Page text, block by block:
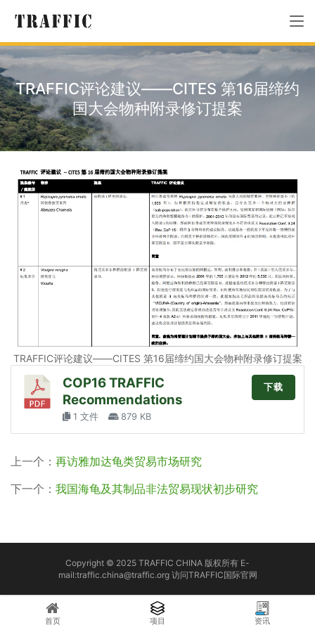
TRAFFIC评论建议——CITES 第16届缔约
国大会物种附录修订提案
TRAFFIC评论建议——CITES 第16届缔约国大会物种附录修订提案
COP16 TRAFFIC
Recommendations
1 文件 879 KB
下载
上一个： 再访雅加达龟类贸易市场研究
下一个： 我国海龟及其制品非法贸易现状初步研究
Copyright © 2025 TRAFFIC CHINA 版权所有 E-
mail:traffic.china@traffic.org 访问TRAFFIC国际官网
首页 项目 资讯